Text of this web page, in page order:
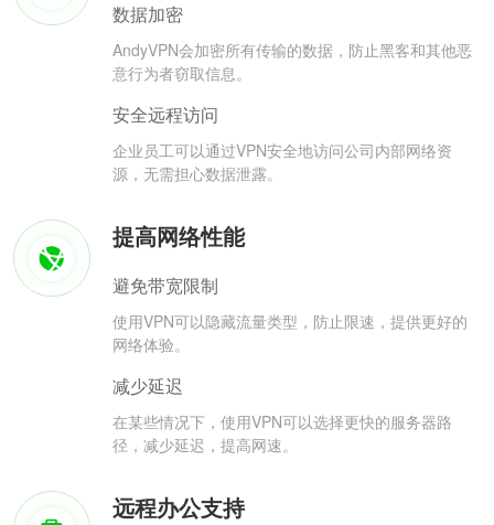
数据加密
AndyVPN会加密所有传输的数据，防止黑客和其他恶
意行为者窃取信息。
安全远程访问
企业员工可以通过VPN安全地访问公司内部网络资
源，无需担心数据泄露。
提高网络性能
避免带宽限制
使用VPN可以隐藏流量类型，防止限速，提供更好的
网络体验。
减少延迟
在某些情况下，使用VPN可以选择更快的服务器路
径，减少延迟，提高网速。
远程办公支持